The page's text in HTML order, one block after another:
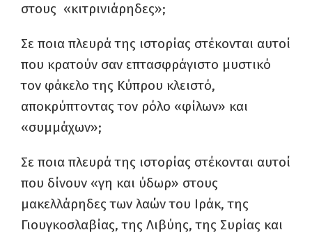
στους «κιτρινιάρηδες»;
Σε ποια πλευρά της ιστορίας στέκονται αυτοί
που κρατούν σαν επτασφράγιστο μυστικό
τον φάκελο της Κύπρου κλειστό,
αποκρύπτοντας τον ρόλο «φίλων» και
«συμμάχων»;
Σε ποια πλευρά της ιστορίας στέκονται αυτοί
που δίνουν «γη και ύδωρ» στους
μακελλάρηδες των λαών του Ιράκ, της
Γιουγκοσλαβίας, της Λιβύης, της Συρίας και